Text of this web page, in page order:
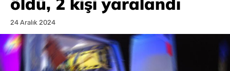
24 Aralık 2024